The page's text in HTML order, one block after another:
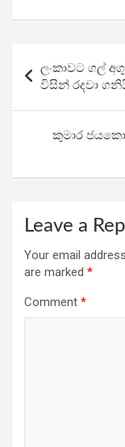
ce
o
o
k
tt
er
navigation
ලංකාවට ගල්
විසින් රදවා
කුමාර
Leave a
Your email
are marked *
Comment *